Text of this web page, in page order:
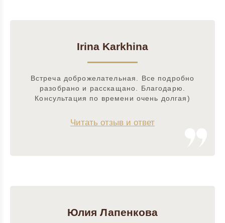
Irina Karkhina
Встреча доброжелательная. Все подробно
разобрано и расскащано. Благодарю.
Консультация по времени очень долгая)
Читать отзыв и ответ
Юлия Лапенкова